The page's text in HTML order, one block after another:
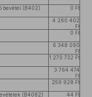
bevétel (B402) 0 Ft
4 260 402
Ft
0 Ft
6 348 090
Ft
1 270 732 Ft
3 764 474
Ft
259 928 Ft
(B4082) 44 Ft